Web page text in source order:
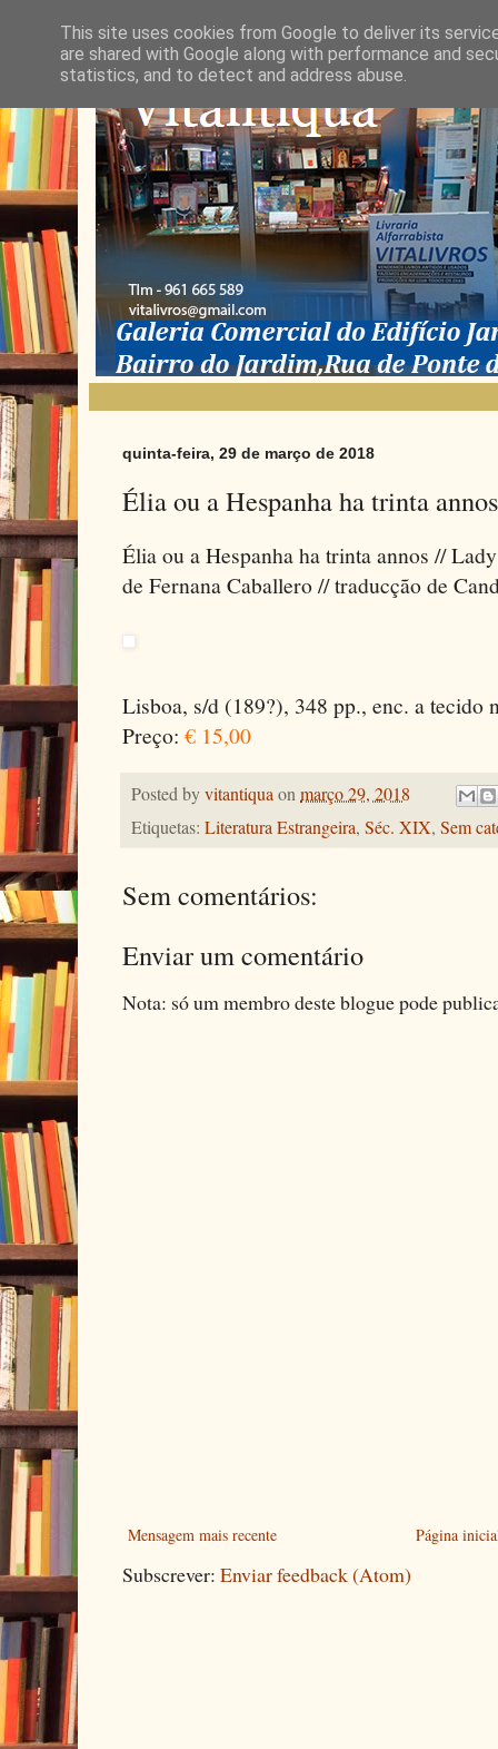
quinta-feira, 29 de março de 2018
Élia ou a Hespanha ha trinta annos
Élia ou a Hespanha ha trinta annos //
de Fernana Caballero // traducção de
Lisboa, s/d (189?), 348 pp., enc. a tecido
Preço: € 15,00
Posted byvitantiquaonmarço 29, 2018
Etiquetas: Literatura Estrangeira, Séc. XIX, Sem
Sem comentários:
Enviar um comentário
Nota: só um membro deste blogue pode
Mensagem mais recente Página
Subscrever: Enviar feedback (Atom)
This site uses cookies from Google to deliver its
are shared with Google along with performance and
statistics, and to detect and address abuse.